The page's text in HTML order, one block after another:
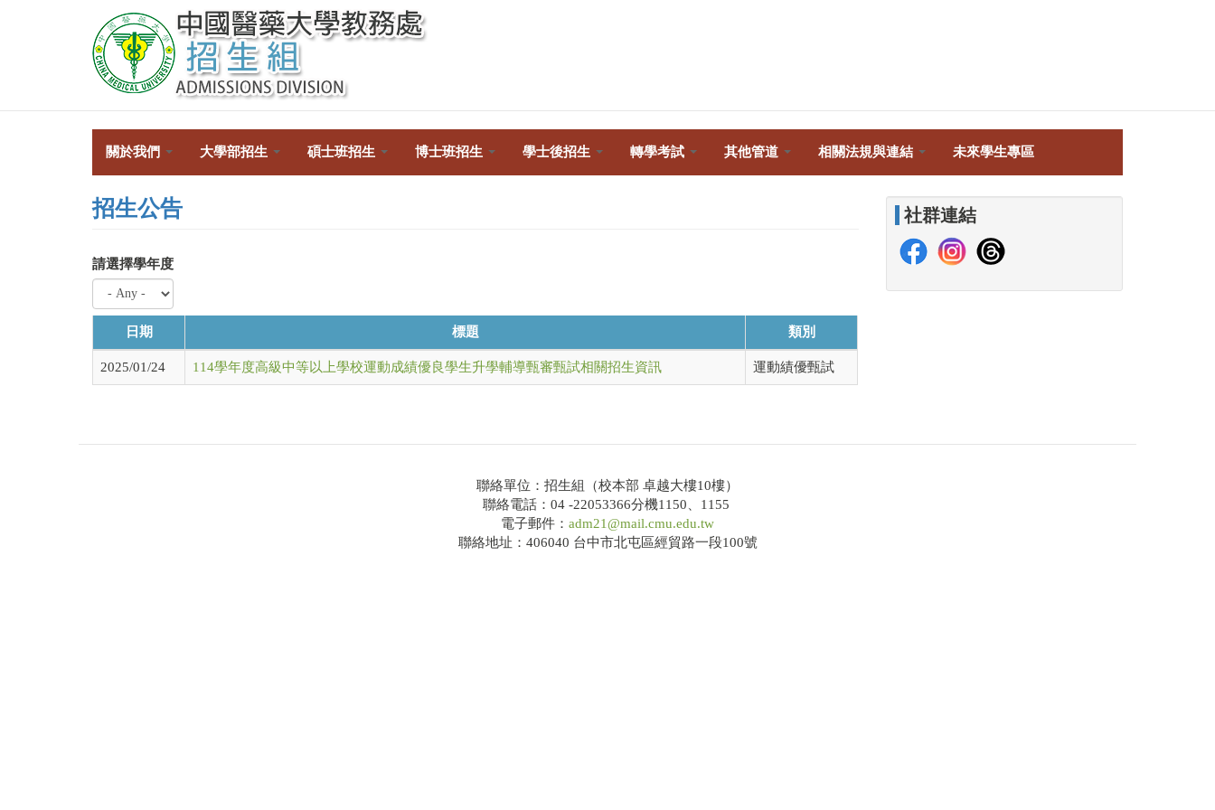
關於我們 大學部招生 碩士班招生 博士班招生 學士後招生 轉學考試 其他管道 相關法規與連結 未來學生專區
招生公告
請選擇學年度
日期 標題 類別
2025/01/24 114學年度高級中等以上學校運動成績優良學生升學輔導甄審甄試相關招生資訊 運動績優甄試
社群連結
聯絡單位：招生組（校本部 卓越大樓10樓）
聯絡電話：04 -22053366分機1150、1155
電子郵件： adm21@mail.cmu.edu.tw
聯絡地址：406040 台中市北屯區經貿路一段100號